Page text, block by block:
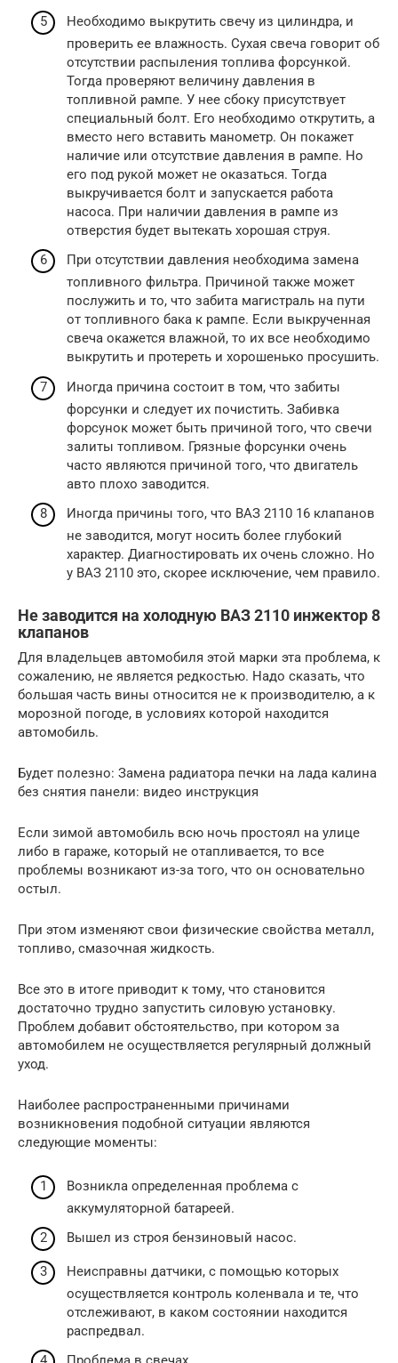
Необходимо выкрутить свечу из цилиндра, и
проверить ее влажность. Сухая свеча говорит об
отсутствии распыления топлива форсункой.
Тогда проверяют величину давления в
топливной рампе. У нее сбоку присутствует
специальный болт. Его необходимо открутить, а
вместо него вставить манометр. Он покажет
наличие или отсутствие давления в рампе. Но
его под рукой может не оказаться. Тогда
выкручивается болт и запускается работа
насоса. При наличии давления в рампе из
отверстия будет вытекать хорошая струя.
При отсутствии давления необходима замена
топливного фильтра. Причиной также может
послужить и то, что забита магистраль на пути
от топливного бака к рампе. Если выкрученная
свеча окажется влажной, то их все необходимо
выкрутить и протереть и хорошенько просушить.
Иногда причина состоит в том, что забиты
форсунки и следует их почистить. Забивка
форсунок может быть причиной того, что свечи
залиты топливом. Грязные форсунки очень
часто являются причиной того, что двигатель
авто плохо заводится.
Иногда причины того, что ВАЗ 2110 16 клапанов
не заводится, могут носить более глубокий
характер. Диагностировать их очень сложно. Но
у ВАЗ 2110 это, скорее исключение, чем правило.
Не заводится на холодную ВАЗ 2110 инжектор 8
клапанов
Для владельцев автомобиля этой марки эта проблема, к
сожалению, не является редкостью. Надо сказать, что
большая часть вины относится не к производителю, а к
морозной погоде, в условиях которой находится
автомобиль.
Будет полезно: Замена радиатора печки на лада калина
без снятия панели: видео инструкция
Если зимой автомобиль всю ночь простоял на улице
либо в гараже, который не отапливается, то все
проблемы возникают из-за того, что он основательно
остыл.
При этом изменяют свои физические свойства металл,
топливо, смазочная жидкость.
Все это в итоге приводит к тому, что становится
достаточно трудно запустить силовую установку.
Проблем добавит обстоятельство, при котором за
автомобилем не осуществляется регулярный должный
уход.
Наиболее распространенными причинами
возникновения подобной ситуации являются
следующие моменты:
Возникла определенная проблема с
аккумуляторной батареей.
Вышел из строя бензиновый насос.
Неисправны датчики, с помощью которых
осуществляется контроль коленвала и те, что
отслеживают, в каком состоянии находится
распредвал.